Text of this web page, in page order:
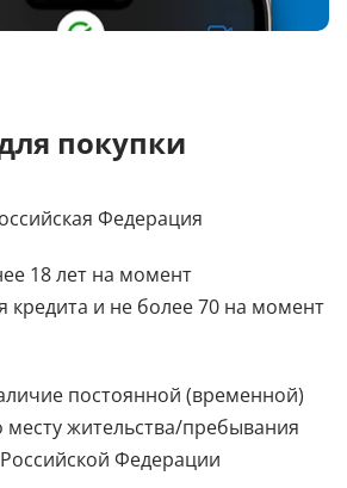
покупки
Федерация
18 лет на момент
кредита и не более 70 на момент
постоянной (временной)
месту жительства/пребывания
Федерации